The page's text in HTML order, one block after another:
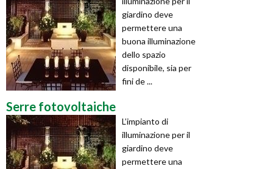
giardino deve
permettere una
buona illuminazione
dello spazio
disponibile, sia per
fini de ...
Serre fotovoltaiche
L’impianto di
illuminazione per il
giardino deve
permettere una